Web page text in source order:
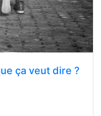
ça veut dire ?